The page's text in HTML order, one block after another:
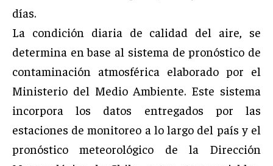
días.
La condición diaria de calidad del aire, se
determina en base al sistema de pronóstico de
contaminación atmosférica elaborado por el
Ministerio del Medio Ambiente. Este sistema
incorpora los datos entregados por las
estaciones de monitoreo a lo largo del país y el
pronóstico meteorológico de la Dirección